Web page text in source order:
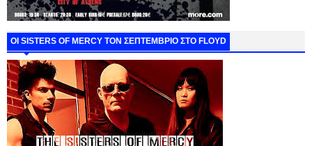
ΟΙ SISTERS OF MERCY ΤΟΝ ΣΕΠΤΕΜΒΡΙΟ ΣΤΟ FLOYD